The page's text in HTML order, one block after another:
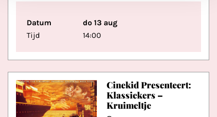
Cinekid Presenteert:
Klassiekers –
Kruimeltje
Datum
do 13 aug
Tijd
14:00